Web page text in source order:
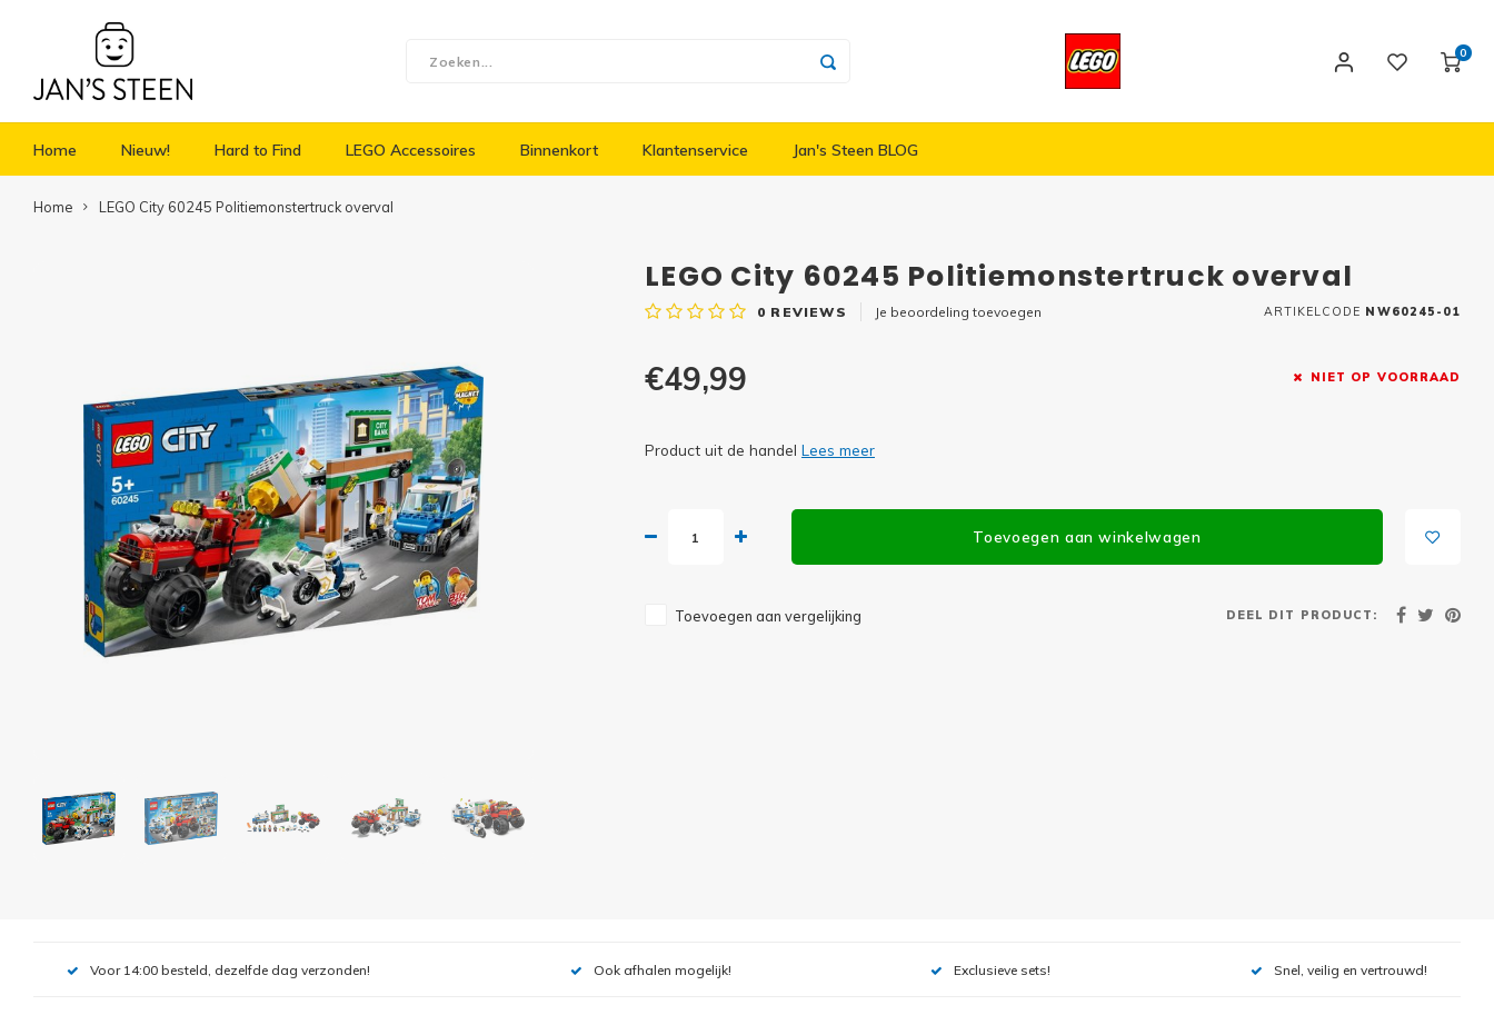
0
Home Nieuw! Hard to Find LEGO Accessoires Binnenkort Klantenservice Jan's Steen BLOG
Home LEGO City 60245 Politiemonstertruck overval
LEGO City 60245 Politiemonstertruck overval
0 REVIEWS Je beoordeling toevoegen ARTIKELCODE NW60245-01
€49,99 NIET OP VOORRAAD
Product uit de handel Lees meer
Toevoegen aan winkelwagen
Toevoegen aan vergelijking DEEL DIT PRODUCT:
Voor 14:00 besteld, dezelfde dag verzonden! Ook afhalen mogelijk! Exclusieve sets! Snel, veilig en vertrouwd!